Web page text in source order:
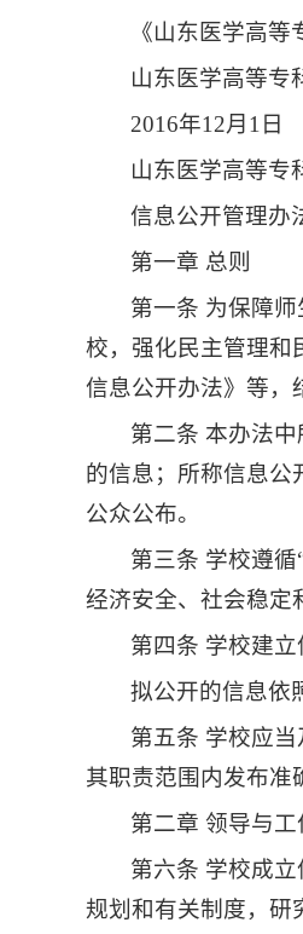
《山东医学高
山东医学高等专
2016年12月1日
山东医学高等专
信息公开管理办
第一章 总则
第一条 为保障
校，强化民主管理和
信息公开办法》等，
第二条 本办法
的信息；所称信息公
公众公布。
第三条 学校遵
经济安全、社会稳定
第四条 学校建
拟公开的信息依
第五条 学校应
其职责范围内发布准
第二章 领导与工
第六条 学校成
规划和有关制度，研